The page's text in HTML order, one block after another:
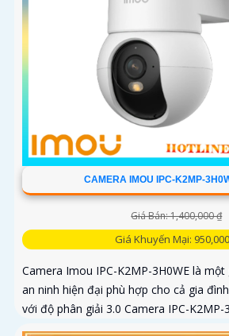
CAMERA IMOU IPC-K2MP-
Giá Bán: 1,400,000 ₫
Giá Khuyến Mại:
Camera Imou IPC-K2MP-3H0WE là
an ninh hiện đại phù hợp cho cả gia
với độ phân giải 3.0 Camera IPC-K2MP-
với thuật toán AI deep learning phân